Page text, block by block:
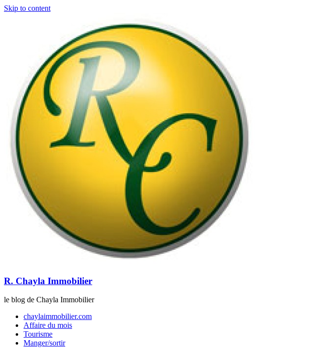
Skip to content
R. Chayla Immobilier
le blog de Chayla Immobilier
chaylaimmobilier.com
Affaire du mois
Tourisme
Manger/sortir